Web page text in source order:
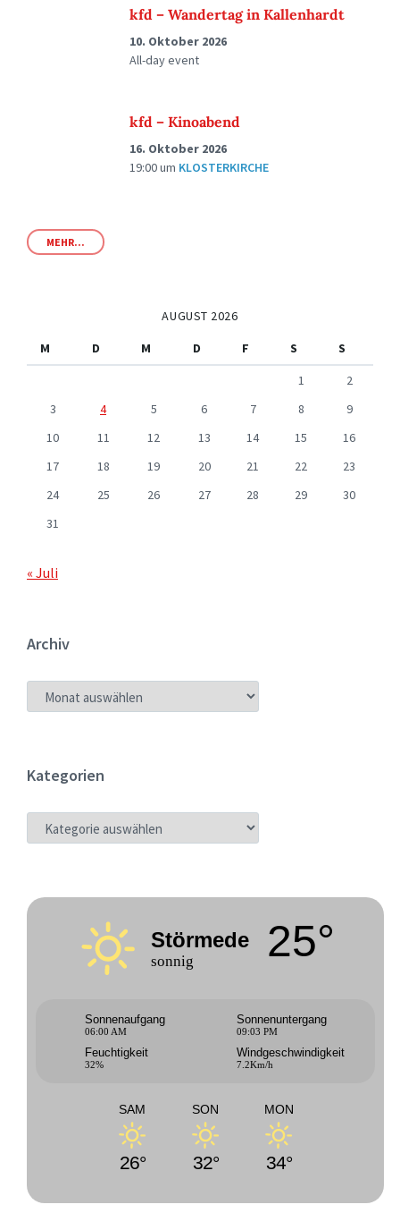
kfd – Wandertag in Kallenhardt
10. Oktober 2026
All-day event
kfd – Kinoabend
16. Oktober 2026
19:00um KLOSTERKIRCHE
MEHR...
AUGUST 2026
M
D M D F S
S
1
2
3
4 5 6 7 8
9
10
11 12 13 14 15
16
17
18 19 20 21 22
23
24
25 26 27 28 29
30
31
« Juli
Archiv
ARCHIV
Kategorien
KATEGORIEN
Störmede
sonnig 25°
Sonnenaufgang
06:00 AM
Sonnenuntergang
09:03 PM
Feuchtigkeit
32%
Windgeschwindigkeit
7.2Km/h
SAM
26°
SON
32°
MON
34°